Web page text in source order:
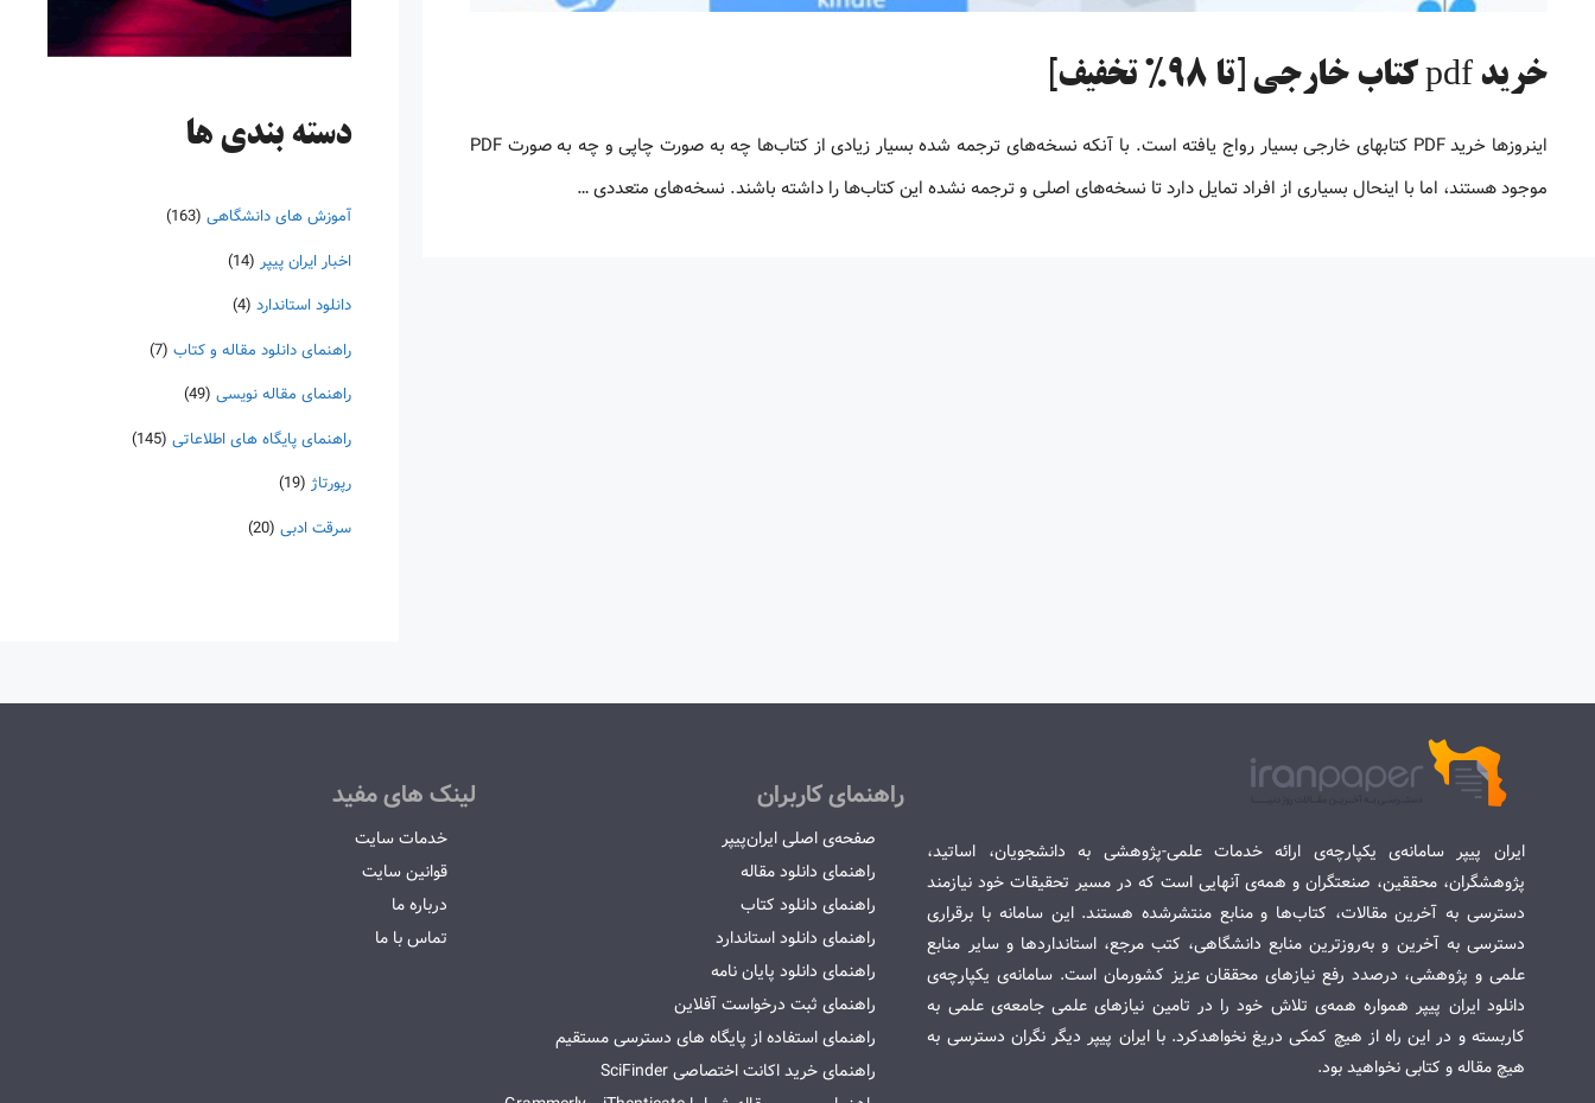
خرید pdf کتاب خارجی [تا 98% تخفیف]
اینروزها خرید PDF کتاب‎های خارجی بسیار رواج یافته است. با آنکه نسخه‌های ترجمه شده بسیار زیادی از کتاب‌ها چه به صورت چاپی و چه به صورت PDF
موجود هستند، اما با اینحال بسیاری از افراد تمایل دارد تا نسخه‌های اصلی و ترجمه نشده این کتاب‌ها را داشته باشند. نسخه‌های متعددی …
دسته‌ بندی ها
آموزش های دانشگاهی (163)
اخبار ایران پیپر (14)
دانلود استاندارد (4)
راهنمای دانلود مقاله و کتاب (7)
راهنمای مقاله نویسی (49)
راهنمای پایگاه های اطلاعاتی (145)
رپورتاژ (19)
سرقت ادبی (20)
ایران پیپر سامانه‌ی یکپارچه‌ی ارائه خدمات علمی-پژوهشی به دانشجویان، اساتید،
پژوهشگران، محققین، صنعتگران و همه‌ی آنهایی است که در مسیر تحقیقات خود نیازمند
دسترسی به آخرین مقالات، کتاب‌ها و منابع منتشرشده هستند. این سامانه با برقراری
دسترسی به آخرین و به‌روزترین منابع دانشگاهی، کتب مرجع، استانداردها و سایر منابع
علمی و پژوهشی، درصدد رفع نیازهای محققان عزیز کشورمان است. سامانه‌ی یکپارچه‌ی
دانلود ایران پیپر همواره همه‌ی تلاش خود را در تامین نیازهای علمی جامعه‌ی علمی به
کاربسته و در این راه از هیچ کمکی دریغ نخواهدکرد. با ایران پیپر دیگر نگران دسترسی به
هیچ مقاله و کتابی نخواهید بود.
راهنمای کاربران
صفحه‌ی اصلی ایران‌پیپر
راهنمای دانلود مقاله
راهنمای دانلود کتاب
راهنمای دانلود استاندارد
راهنمای دانلود پایان نامه
راهنمای ثبت درخواست آفلاین
راهنمای استفاده از پایگاه های دسترسی مستقیم
راهنمای خرید اکانت اختصاصی SciFinder
لینک های مفید
خدمات سایت
قوانین سایت
درباره ما
تماس با ما